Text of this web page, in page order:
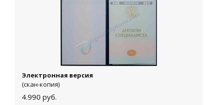
Электронная версия
(скан-копия)
4.990 руб.